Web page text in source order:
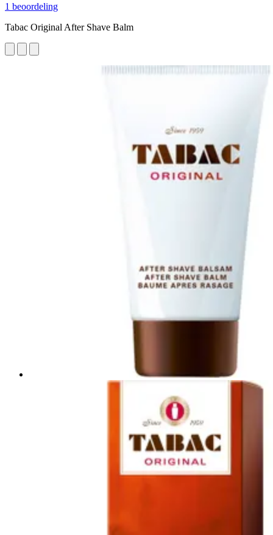
1 beoordeling
Tabac Original After Shave Balm